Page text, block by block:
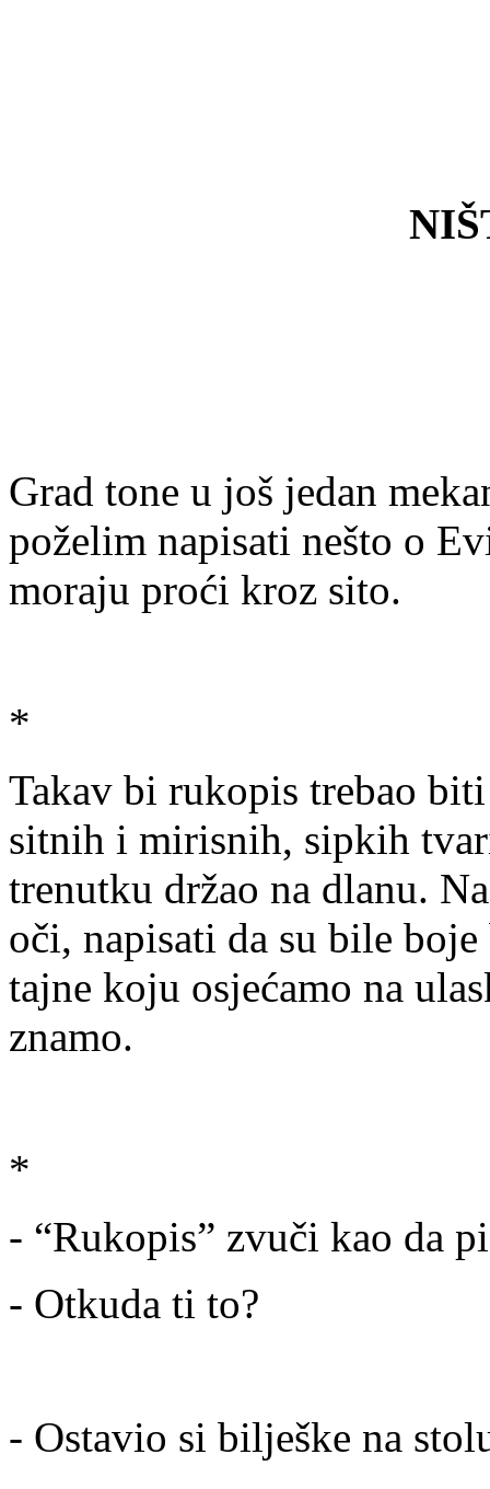
Grad tone u još jedan
poželim napisati nešto o
moraju proći kroz sito.
*
Takav bi rukopis trebao
sitnih i mirisnih, sipkih
trenutku držao na dlanu.
oči, napisati da su bile
tajne koju osjećamo na
znamo.
*
- “Rukopis” zvuči kao da
- Otkuda ti to?
- Ostavio si bilješke na